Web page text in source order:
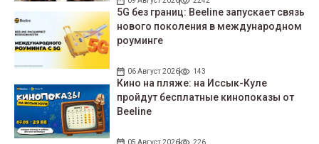
5G без границ: Beeline запускает связь
нового поколения в международном
роуминге
06 Август 2026 143
Кино на пляже: на Иссык-Куле
пройдут беcплатные кинопоказы от
Beeline
05 Август 2026 226